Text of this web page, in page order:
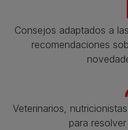
Consejos adaptados a
recomendaciones
Veterinarios,
para